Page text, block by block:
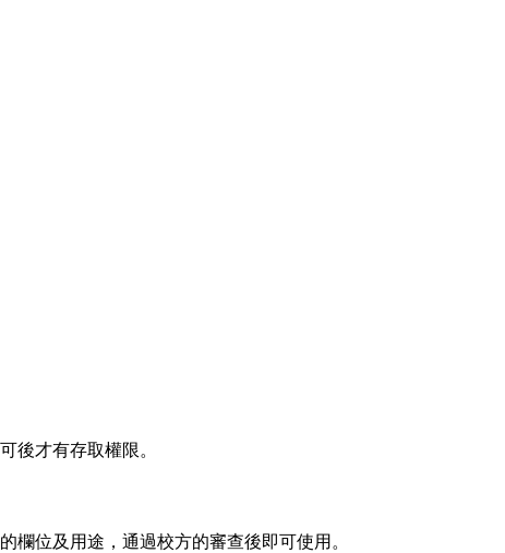
後才有存取權限。
欄位及用途，通過校方的審查後即可使用。